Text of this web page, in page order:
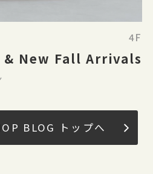
4F
& New Fall Arrivals
BLOG トップへ